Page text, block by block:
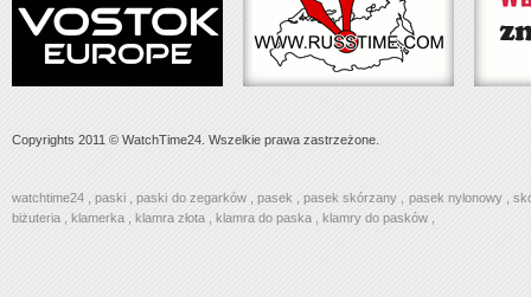
Copyrights 2011 © WatchTime24. Wszelkie prawa zastrzeżone.
watchtime24 ,paski ,paski do zegarków, pasek ,pasek skórzany pasek nylonowy,
biżuteria
klamerka klamra złota klamra do paska klamry do pasków